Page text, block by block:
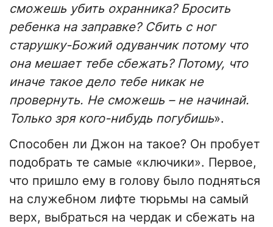
сможешь убить охранника? Бросить
ребенка на заправке? Сбить с ног
старушку-Божий одуванчик потому что
она мешает тебе сбежать? Потому, что
иначе такое дело тебе никак не
провернуть. Не сможешь – не начинай.
Только зря кого-нибудь погубишь».
Способен ли Джон на такое? Он пробует
подобрать те самые «ключики». Первое,
что пришло ему в голову было подняться
на служебном лифте тюрьмы на самый
верх, выбраться на чердак и сбежать на